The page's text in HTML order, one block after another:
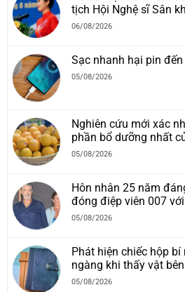
tịch Hội Nghệ sĩ Sân
06/08/2026
Sạc nhanh hại pin
05/08/2026
Nghiên cứu mới xác
phần bổ dưỡng nhất
05/08/2026
Hôn nhân 25 năm
đóng điệp viên 007
05/08/2026
Phát hiện chiếc hộp
ngàng khi thấy vật
05/08/2026